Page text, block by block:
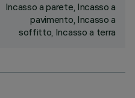
Incasso a parete, Incasso a
pavimento, Incasso a
soffitto, Incasso a terra